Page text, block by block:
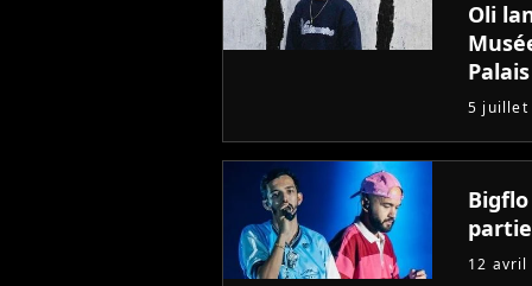
Oli
Palais
5 juillet
12 avril